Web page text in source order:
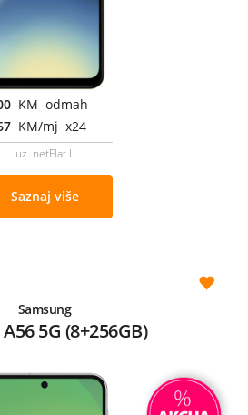
KM odmah
KM/mj x24
uz netFlat L
Saznaj više
Samsung
5G (8+256GB)